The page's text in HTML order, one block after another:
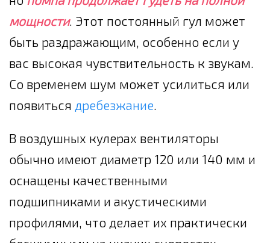
мощности. Этот постоянный гул может
быть раздражающим, особенно если у
вас высокая чувствительность к звукам.
Со временем шум может усилиться или
появиться дребезжание.
В воздушных кулерах вентиляторы
обычно имеют диаметр 120 или 140 мм и
оснащены качественными
подшипниками и акустическими
профилями, что делает их практически